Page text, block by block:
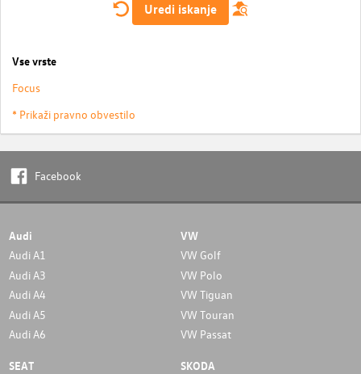
Uredi iskanje
Vse vrste
Focus
* Prikaži pravno obvestilo
Facebook
Audi
Audi A1
Audi A3
Audi A4
Audi A5
Audi A6
VW
VW Golf
VW Polo
VW Tiguan
VW Touran
VW Passat
SEAT SKODA